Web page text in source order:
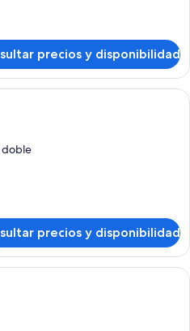
precios y disponibilidad
Una habitación de hotel moderna
doble
precios y disponibilidad